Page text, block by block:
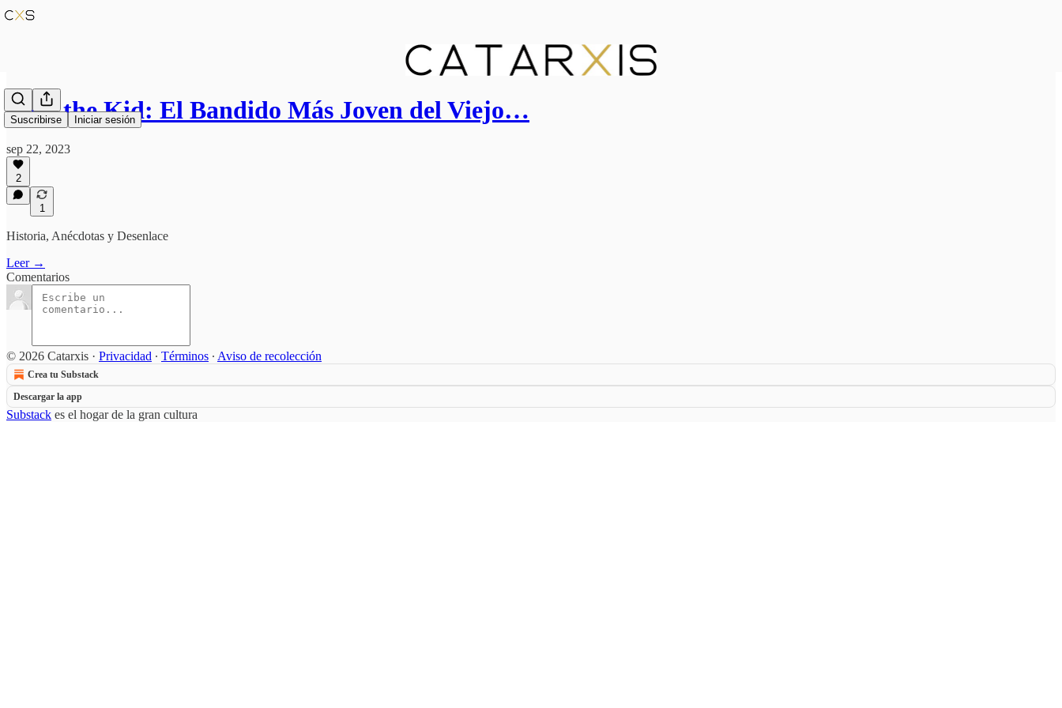
Suscribirse Iniciar sesión
Billy the Kid: El Bandido Más Joven del Viejo…
sep 22, 2023
2
1
Historia, Anécdotas y Desenlace
Leer →
Comentarios
© 2026 Catarxis · Privacidad ∙ Términos ∙ Aviso de recolección
Crea tu Substack
Descargar la app
Substack es el hogar de la gran cultura